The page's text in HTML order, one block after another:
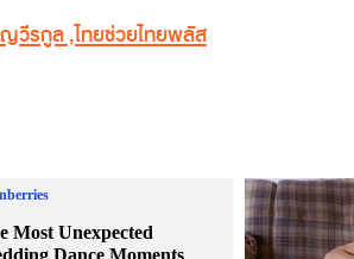
วีรกูล,ไทยช่วยไทยพลัส